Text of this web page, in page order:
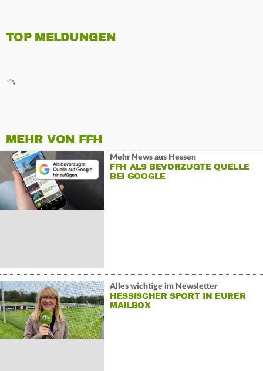
TOP MELDUNGEN
MEHR VON FFH
Mehr News aus Hessen
FFH ALS BEVORZUGTE QUELLE
BEI GOOGLE
Alles wichtige im Newsletter
HESSISCHER SPORT IN EURER
MAILBOX